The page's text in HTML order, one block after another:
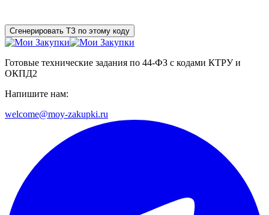
Сгенерировать ТЗ по этому коду
Готовые технические задания по 44-ФЗ с кодами КТРУ и
ОКПД2
Напишите нам:
welcome@moy-zakupki.ru